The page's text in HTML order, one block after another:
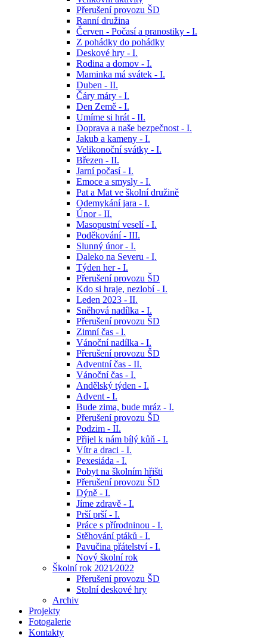
Přerušení provozu ŠD
Ranní družina
Červen - Počasí a pranostiky - I.
Z pohádky do pohádky
Deskové hry - I.
Rodina a domov - I.
Maminka má svátek - I.
Duben - II.
Čáry máry - I.
Den Země - I.
Umíme si hrát - II.
Doprava a naše bezpečnost - I.
Jakub a kameny - I.
Velikonoční svátky - I.
Březen - II.
Jarní počasí - I.
Emoce a smysly - I.
Pat a Mat ve školní družině
Odemykání jara - I.
Únor - II.
Masopustní veselí - I.
Poděkování - III.
Slunný únor - I.
Daleko na Severu - I.
Týden her - I.
Přerušení provozu ŠD
Kdo si hraje, nezlobí - I.
Leden 2023 - II.
Sněhová nadílka - I.
Přerušení provozu ŠD
Zimní čas - l.
Vánoční nadílka - I.
Přerušení provozu ŠD
Adventní čas - II.
Vánoční čas - I.
Andělský týden - I.
Advent - I.
Bude zima, bude mráz - I.
Přerušení provozu ŠD
Podzim - II.
Přijel k nám bílý kůň - I.
Vítr a draci - I.
Pexesiáda - I.
Pobyt na školním hřišti
Přerušení provozu ŠD
Dýně - I.
Jíme zdravě - I.
Prší prší - I.
Práce s přírodninou - I.
Stěhování ptáků - I.
Pavučina přátelství - I.
Nový školní rok
Školní rok 2021⁄2022
Přerušení provozu ŠD
Stolní deskové hry
Archiv
Projekty
Fotogalerie
Kontakty